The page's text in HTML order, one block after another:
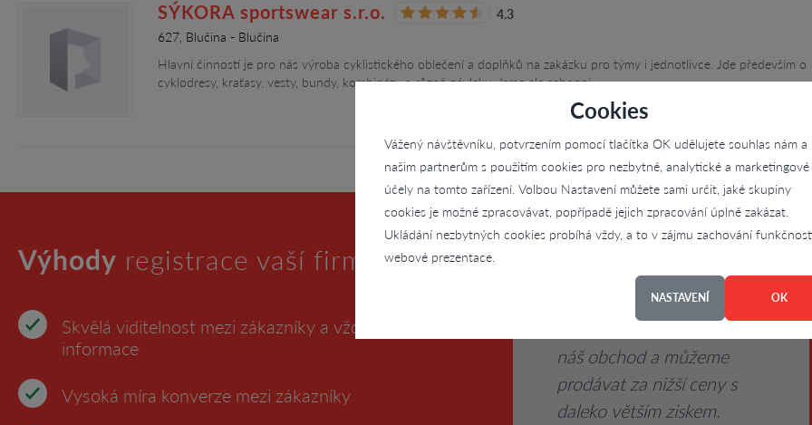
Cookies
Vážený návštěvníku, potvrzením pomocí tlačítka OK udělujete souhlas nám a
našim partnerům s použitím cookies pro nezbytné, analytické a marketingové
účely na tomto zařízení. Volbou Nastavení můžete sami určit, jaké skupiny
cookies je možné zpracovávat, popřípadě jejich zpracování úplně zakázat.
Ukládání nezbytných cookies probíhá vždy, a to v zájmu zachování
webové prezentace.
NASTAVENÍ OK
SÝKORA sportswear s.r.o.
4.3
627, Blučina - Blučina
Hlavní činností je pro nás výroba cyklistického oblečení a doplňků na zakázku pro týmy i jednotlivce. Jde především o
cyklodresy, kraťasy, vesty, bundy, kombinézy a různé návleky. Jsme ale schopni…
Výhody registrace vaší firmy
Skvělá viditelnost mezi zákazníky a vždy aktuální
informace
Vysoká míra konverze mezi zákazníky
Díky tomuto portálu jsme
náš obchod a můžeme
prodávat za nižší ceny s
daleko větším ziskem.